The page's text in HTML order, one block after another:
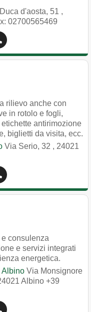
d'aosta, 51 ,
02700565469
rilievo anche con
in rotolo e fogli,
antirimozione
biglietti da visita, ecc.
Via Serio, 32 , 24021
consulenza
e servizi integrati
energetica.
Albino Via Monsignore
Albino +39